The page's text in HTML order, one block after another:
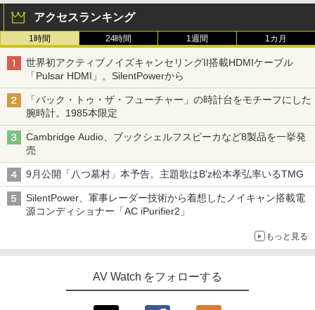
アクセスランキング
1時間 24時間 1週間 1カ月
世界初アクティブノイズキャンセリングII搭載HDMIケーブル
「Pulsar HDMI」。SilentPowerから
「バック・トゥ・ザ・フューチャー」の時計台をモチーフにした
腕時計。1985本限定
Cambridge Audio、ブックシェルフスピーカなど8製品を一挙発
売
9月公開「八つ墓村」本予告。主題歌はB'z松本孝弘率いるTMG
SilentPower、軍事レーダー技術から着想したノイキャン搭載電
源コンディショナー「AC iPurifier2」
もっと見る
AV Watch をフォローする